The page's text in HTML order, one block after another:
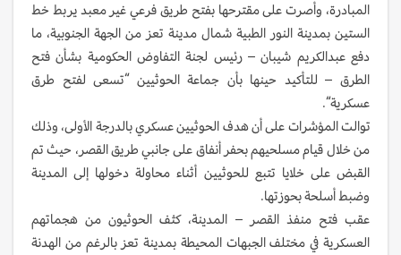
المبادرة، وأصرت على مقترحها بفتح طريق فرعي غير معبد يربط خط
الستين بمدينة النور الطبية شمال مدينة تعز من الجهة الجنوبية، ما
دفع عبدالكريم شيبان – رئيس لجنة التفاوض الحكومية بشأن فتح
الطرق – للتأكيد حينها بأن جماعة الحوثيين “تسعى لفتح طرق
عسكرية“.
توالت المؤشرات على أن هدف الحوثيين عسكري بالدرجة الأولى، وذلك
من خلال قيام مسلحيهم بحفر أنفاق على جانبي طريق القصر، حيث تم
القبض على خلايا تتبع للحوثيين أثناء محاولة دخولها إلى المدينة
وضبط أسلحة بحوزتها.
عقب فتح منفذ القصر – المدينة، كثف الحوثيون من هجماتهم
العسكرية في مختلف الجبهات المحيطة بمدينة تعز بالرغم من الهدنة